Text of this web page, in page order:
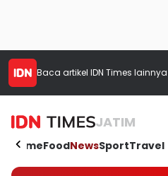
Baca artikel IDN Times lainnya
JATIM
HomeFoodNewsSportTravel